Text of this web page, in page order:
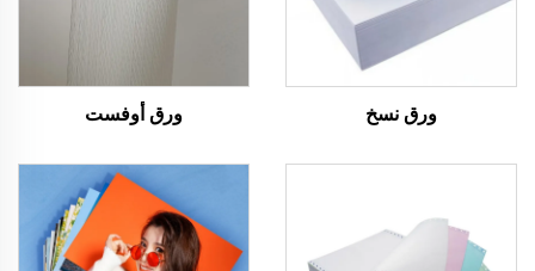
ورق نسخ ورق أوفست